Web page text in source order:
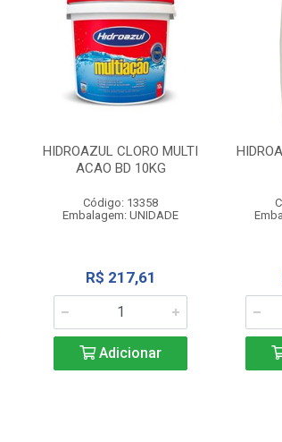
HIDROAZUL CLORO MULTI
ACAO BD 10KG
Código: 13358
Embalagem: UNIDADE
R$ 217,61
Adicionar